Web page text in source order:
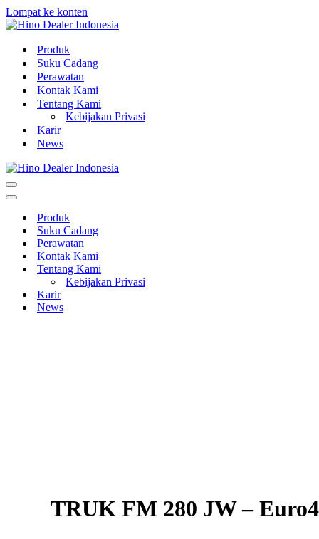
Lompat ke konten
Produk
Suku Cadang
Perawatan
Kontak Kami
Tentang Kami
Kebijakan Privasi
Karir
News
Menu
Navigasi
Menu
NavigasiProduk
Suku Cadang
Perawatan
Kontak Kami
Tentang Kami
Kebijakan Privasi
Karir
News
TRUK FM 280 JW – Euro4